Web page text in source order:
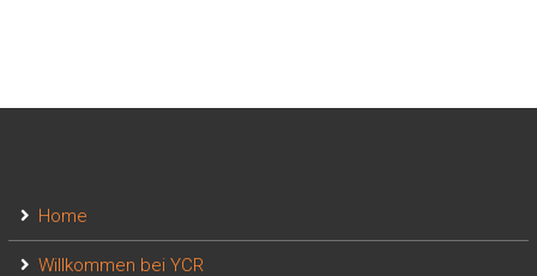
Home
Willkommen bei YCR